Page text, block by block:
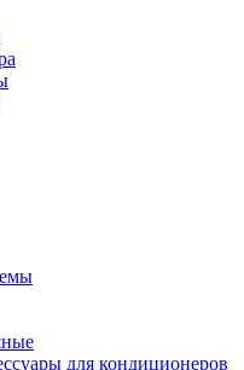
для кондиционеров